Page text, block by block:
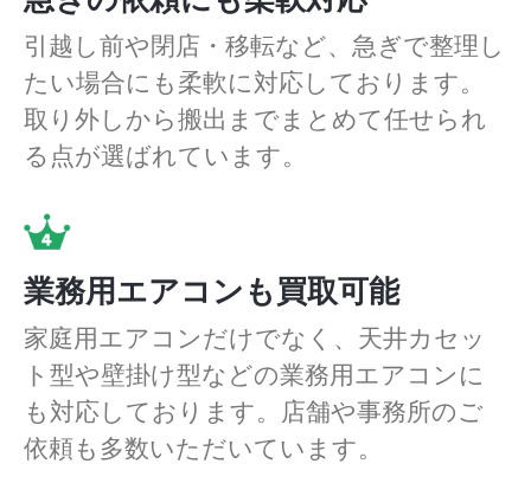
引越し前や閉店・移転など、急ぎで整理し
たい場合にも柔軟に対応しております。
取り外しから搬出までまとめて任せられ
る点が選ばれています。
業務用エアコンも買取可能
家庭用エアコンだけでなく、天井カセッ
ト型や壁掛け型などの業務用エアコンに
も対応しております。店舗や事務所のご
依頼も多数いただいています。